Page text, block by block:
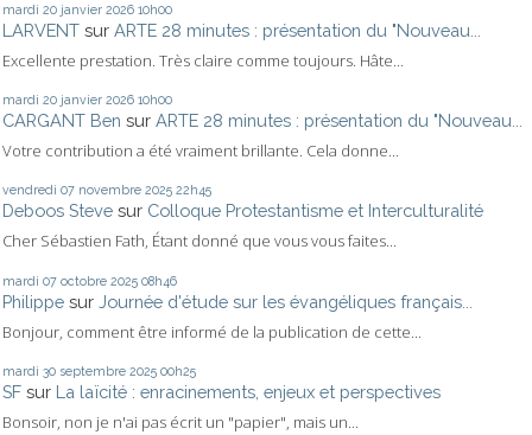
mardi 20 janvier 2026 10h00
LARVENT sur ARTE 28 minutes : présentation du "Nouveau...
Excellente prestation. Très claire comme toujours. Hâte...
mardi 20 janvier 2026 10h00
CARGANT Ben sur ARTE 28 minutes : présentation du "Nouveau...
Votre contribution a été vraiment brillante. Cela donne...
vendredi 07 novembre 2025 22h45
Deboos Steve sur Colloque Protestantisme et Interculturalité
Cher Sébastien Fath, Étant donné que vous vous faites...
mardi 07 octobre 2025 08h46
Philippe sur Journée d'étude sur les évangéliques français...
Bonjour, comment être informé de la publication de cette...
mardi 30 septembre 2025 00h25
SF sur La laïcité : enracinements, enjeux et perspectives
Bonsoir, non je n'ai pas écrit un "papier", mais un...